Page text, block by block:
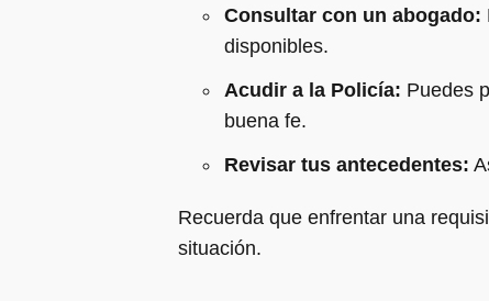
Consultar con un abogado:
disponibles.
Acudir a la Policía: Puedes
buena fe.
Revisar tus antecedentes:
Recuerda que enfrentar una
situación.